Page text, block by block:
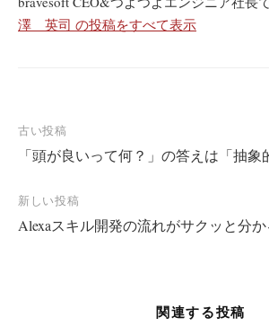
澤 英司 の投稿をすべて表示
投
稿
ナ
ビ
古い投稿
「頭が良いって何？」の答えは「抽象
新しい投稿
Alexaスキル開発の流れがサクッと分か
関連する投稿